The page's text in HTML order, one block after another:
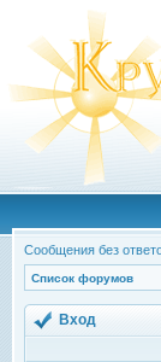
Сообщения без
Список форумов
Вход